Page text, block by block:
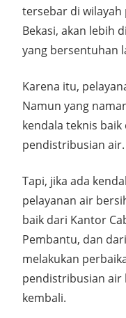
tersebar di wilayah
Bekasi, akan lebih
yang bersentuhan
Karena itu,
Namun yang
kendala teknis
pendistribusian air.
Tapi, jika ada
pelayanan air
baik dari Kantor
Pembantu, dan
melakukan
pendistribusian air
kembali.